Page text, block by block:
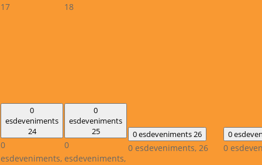
17
18
0
esdeveniments
24
0
esdeveniments,
0
esdeveniments
25
0
esdeveniments,
0 esdeveniments26
0 esdeveniments, 26
0
0